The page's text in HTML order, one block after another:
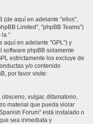
(de aquí en adelante "ellos",
Limited", "phpBB Teams")
“
aquí en adelante "GPL") y
software phpBB solamente
estrictamente los excluye de
y/o contenido
por favor visite:
vulgar, difamatorio,
material que pueda violar
Forum" está instalado o
sea inmediata y